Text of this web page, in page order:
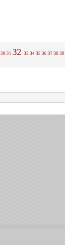
30 31 32 33 34 35 36 37 38 39